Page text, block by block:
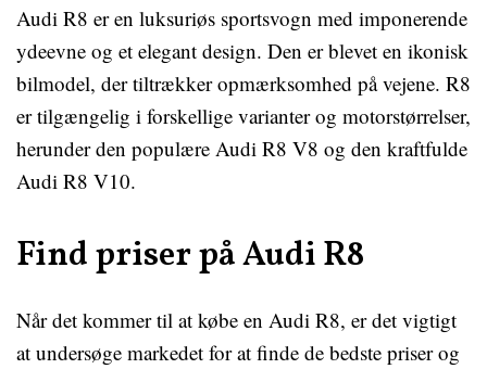
Audi R8 er en luksuriøs sportsvogn med imponerende
ydeevne og et elegant design. Den er blevet en ikonisk
bilmodel, der tiltrækker opmærksomhed på vejene. R8
er tilgængelig i forskellige varianter og motorstørrelser,
herunder den populære Audi R8 V8 og den kraftfulde
Audi R8 V10.
Find priser på Audi R8
Når det kommer til at købe en Audi R8, er det vigtigt
at undersøge markedet for at finde de bedste priser og